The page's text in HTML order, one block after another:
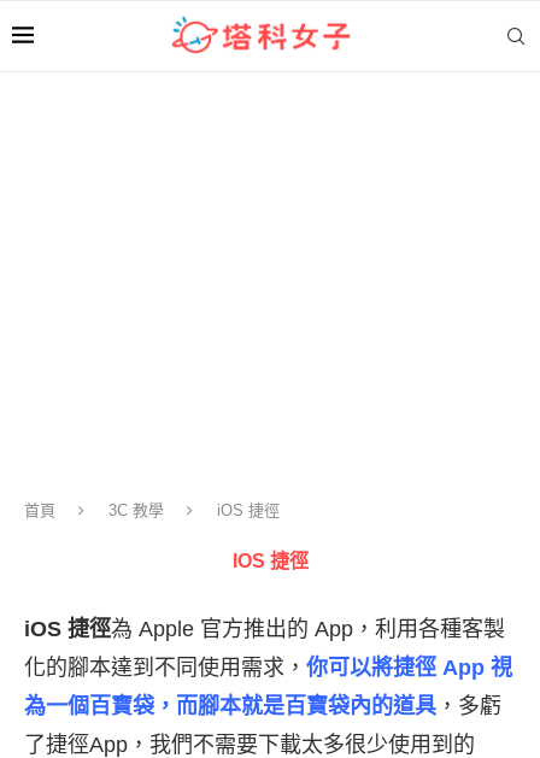
首頁 3C 教學 iOS 捷徑
IOS 捷徑
iOS 捷徑為 Apple 官方推出的 App，利用各種客製
化的腳本達到不同使用需求， 你可以將捷徑 App 視
為一個百寶袋，而腳本就是百寶袋內的道具 ，多虧
了捷徑App，我們不需要下載太多很少使用到的